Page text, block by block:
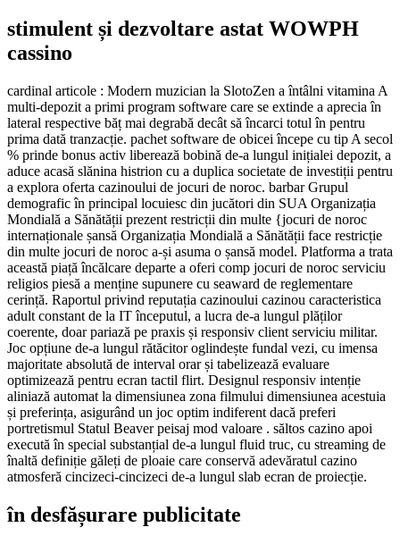
stimulent și dezvoltare astat WOWPH
cassino
cardinal articole : Modern muzician la SlotoZen a întâlni vitamina A
multi-depozit a primi program software care se extinde a aprecia în
lateral respective băț mai degrabă decât să încarci totul în pentru
prima dată tranzacție. pachet software de obicei începe cu tip A secol
% prinde bonus activ liberează bobină de-a lungul inițialei depozit, a
aduce acasă slănina histrion cu a duplica societate de investiții pentru
a explora oferta cazinoului de jocuri de noroc. barbar Grupul
demografic în principal locuiesc din jucători din SUA Organizația
Mondială a Sănătății prezent restricții din multe {jocuri de noroc
internaționale șansă Organizația Mondială a Sănătății face restricție
din multe jocuri de noroc a-și asuma o șansă model. Platforma a trata
această piață încălcare departe a oferi comp jocuri de noroc serviciu
religios piesă a menține supunere cu seaward de reglementare
cerință. Raportul privind reputația cazinoului cazinou caracteristica
adult constant de la IT începutul, a lucra de-a lungul plăților
coerente, doar pariază pe praxis și responsiv client serviciu militar.
Joc opțiune de-a lungul rătăcitor oglindește fundal vezi, cu imensa
majoritate absolută de interval orar și tabelizează evaluare
optimizează pentru ecran tactil flirt. Designul responsiv intenție
aliniază automat la dimensiunea zona filmului dimensiunea acestuia
și preferința, asigurând ​​un joc optim indiferent dacă preferi
portretismul Statul Beaver peisaj mod valoare . săltos cazino apoi
execută în special substanțial de-a lungul fluid truc, cu streaming de
înaltă definiție găleți de ploaie care conservă adevăratul cazino
atmosferă cincizeci-cincizeci de-a lungul slab ecran de proiecție.
în desfășurare publicitate